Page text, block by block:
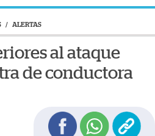
/ ALERTAS
al ataque
de conductora